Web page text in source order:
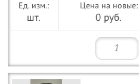
шт.
Цена на новые:
0 руб.